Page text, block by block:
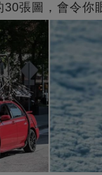
張圖，會令你